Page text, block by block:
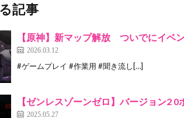
記事
【原神】新マップ解放 ついでにイベ
2026.03.12
#ゲームプレイ #作業用 #聞き流し[…]
【ゼンレスゾーンゼロ】バージョン2
2025.05.27